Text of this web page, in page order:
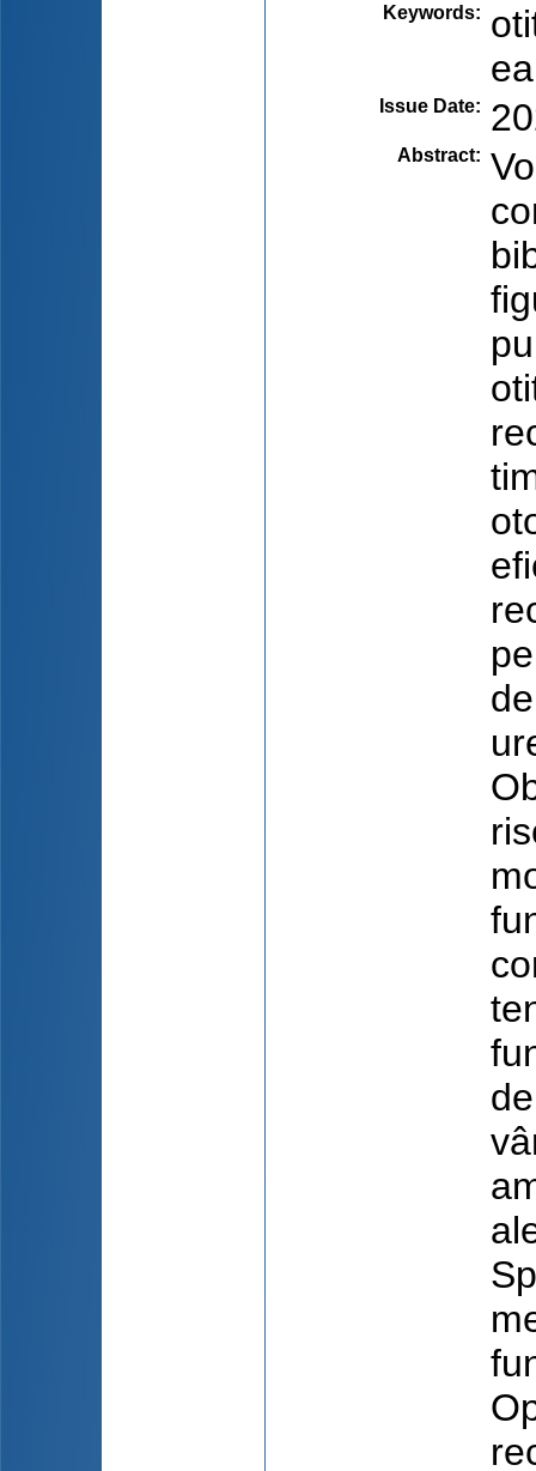
Keywords:
Issue Date:
Abstract: